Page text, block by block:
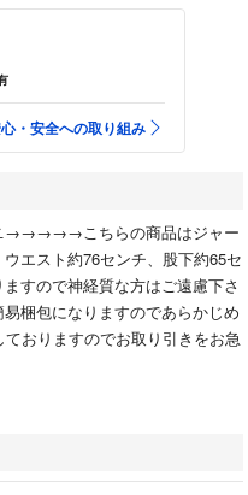
・安全への取り組み
こちらの商品はジャー
エスト約76センチ、股下約65セ
すので神経質な方はご遠慮下さ
梱包になりますのであらかじめ
おりますのでお取り引きをお急